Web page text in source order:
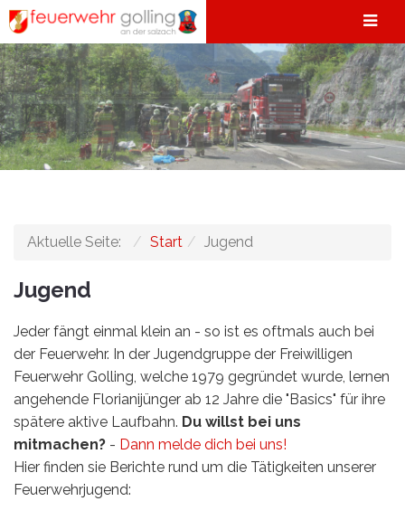
Aktuelle Seite: Start Jugend
Jugend
Jeder fängt einmal klein an - so ist es oftmals auch bei
der Feuerwehr. In der Jugendgruppe der Freiwilligen
Feuerwehr Golling, welche 1979 gegründet wurde, lernen
angehende Florianijünger ab 12 Jahre die "Basics" für ihre
spätere aktive Laufbahn. Du willst bei uns
mitmachen? - Dann melde dich bei uns!
Hier finden sie Berichte rund um die Tätigkeiten unserer
Feuerwehrjugend: